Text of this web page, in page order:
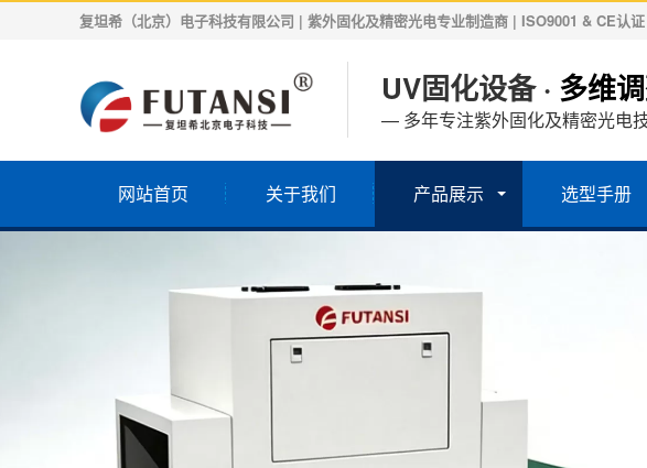
复坦希（北京）电子科技有限公司 | 紫外固化及精密光电专业制造商 | ISO9001 & CE认证
UV固化设备 · 多维
— 多年专注紫外固化及精密光电
网站首页 关于我们 产品展示 选型手册